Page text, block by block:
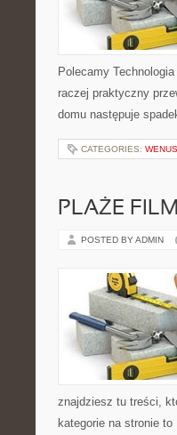
Polecamy
raczej praktyczny
domu następuje
CATEGORIES: WENUS
PLAŻE
POSTED BY ADMIN
znajdziesz tu treści,
kategorie na stronie